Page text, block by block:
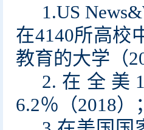
1.US
在4140所高校
教育的大学（
2.在全美
6.2％（2018）